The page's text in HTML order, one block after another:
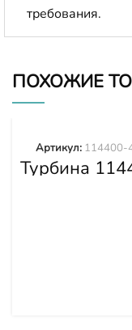
требования.
ПОХОЖИЕ
Турбина
4577
Артикул: 114400-